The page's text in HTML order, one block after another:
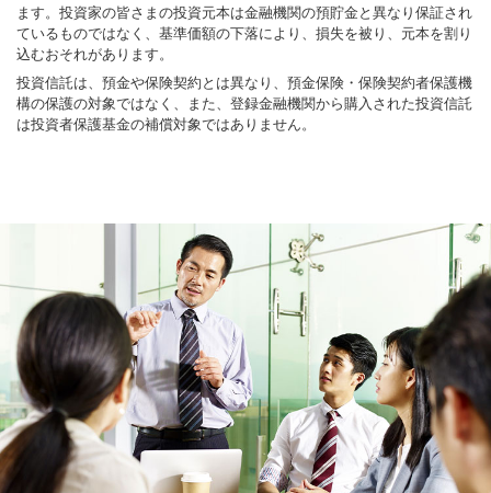
ます。投資家の皆さまの投資元本は金融機関の預貯金と異なり保証され
ているものではなく、基準価額の下落により、損失を被り、元本を割り
込むおそれがあります。
投資信託は、預金や保険契約とは異なり、預金保険・保険契約者保護機
構の保護の対象ではなく、また、登録金融機関から購入された投資信託
は投資者保護基金の補償対象ではありません。